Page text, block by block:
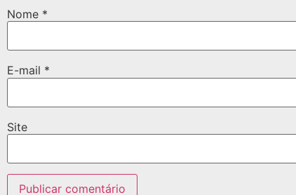
Nome *
E-mail *
Site